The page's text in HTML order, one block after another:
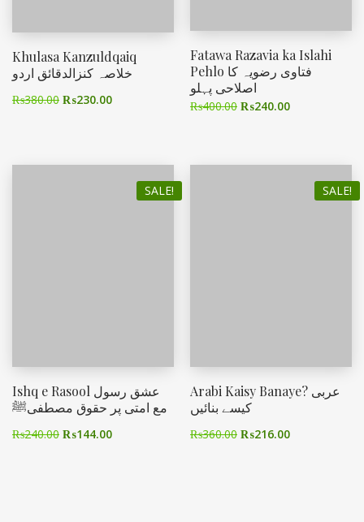
Khulasa Kanzuldqaiq
خلاصہ کنزالدقائق اردو
₨380.00 ₨230.00
Fatawa Razavia ka Islahi
Pehlo فتاوی رضویہ کا
اصلاحی پہلو
₨400.00 ₨240.00
SALE!
Ishq e Rasool عشق رسول
مع امتی پر حقوق مصطفیﷺ
₨240.00 ₨144.00
SALE!
Arabi Kaisy Banaye? عربی
کیسے بنائیں
₨360.00 ₨216.00